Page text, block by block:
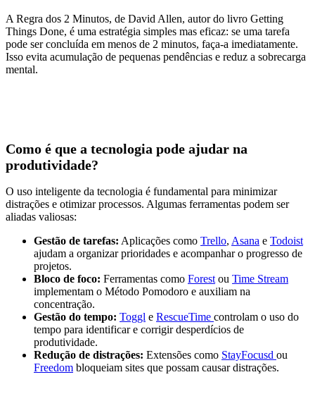
A Regra dos 2 Minutos, de David Allen, autor do livro Getting
Things Done, é uma estratégia simples mas eficaz: se uma tarefa
pode ser concluída em menos de 2 minutos, faça-a imediatamente.
Isso evita acumulação de pequenas pendências e reduz a sobrecarga
mental.
Como é que a tecnologia pode ajudar na
produtividade?
O uso inteligente da tecnologia é fundamental para minimizar
distrações e otimizar processos. Algumas ferramentas podem ser
aliadas valiosas:
Gestão de tarefas: Aplicações como Trello, Asana e Todoist
ajudam a organizar prioridades e acompanhar o progresso de
projetos.
Bloco de foco: Ferramentas como Forest ou Time Stream
implementam o Método Pomodoro e auxiliam na
concentração.
Gestão do tempo: Toggl e RescueTime controlam o uso do
tempo para identificar e corrigir desperdícios de
produtividade.
Redução de distrações: Extensões como StayFocusd ou
Freedom bloqueiam sites que possam causar distrações.